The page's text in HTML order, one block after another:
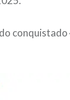
conquistado